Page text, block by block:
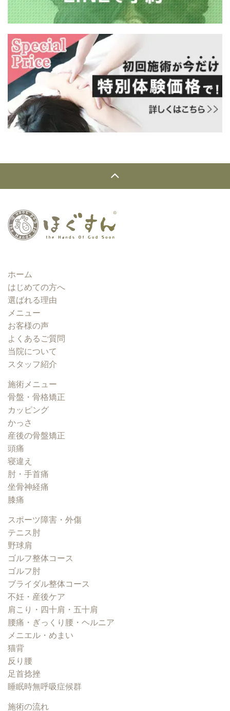
ホーム
はじめての方へ
選ばれる理由
メニュー
お客様の声
よくあるご質問
当院について
スタッフ紹介
施術メニュー
骨盤・骨格矯正
カッピング
かっさ
産後の骨盤矯正
頭痛
寝違え
肘・手首痛
坐骨神経痛
膝痛
スポーツ障害・外傷
テニス肘
野球肩
ゴルフ整体コース
ゴルフ肘
ブライダル整体コース
不妊・産後ケア
肩こり・四十肩・五十肩
腰痛・ぎっくり腰・ヘルニア
メニエル・めまい
猫背
反り腰
足首捻挫
睡眠時無呼吸症候群
施術の流れ